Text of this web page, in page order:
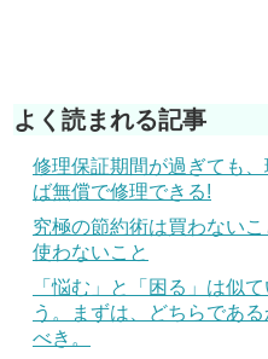
よく読まれる記事
修理保証期間が過ぎても
ば無償で修理できる!
究極の節約術は買わない
使わないこと
「悩む」と「困る」は似
う。まずは、どちらであ
べき。